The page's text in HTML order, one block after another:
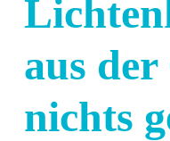
aus der
nichts